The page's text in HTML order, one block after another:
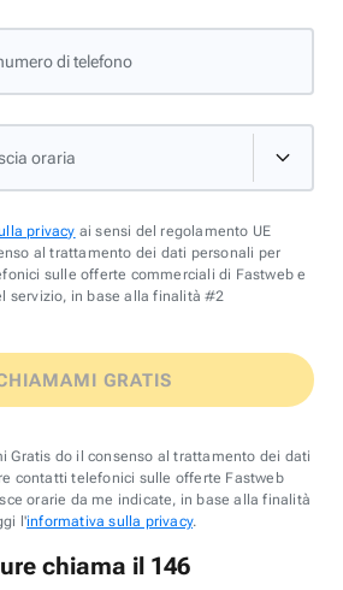
di telefono
oraria
privacy ai sensi del regolamento UE
al trattamento dei dati personali per
sulle offerte commerciali di Fastweb e
servizio, in base alla finalità #2
GRATIS
Gratis do il consenso al trattamento dei dati
contatti telefonici sulle offerte Fastweb
orarie da me indicate, in base alla finalità
l'informativa sulla privacy.
chiama il 146